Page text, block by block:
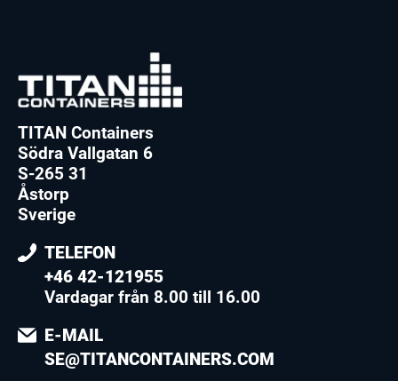
TITAN Containers
Södra Vallgatan 6
S-265 31
Åstorp
Sverige
TELEFON
+46 42-121955
Vardagar från 8.00 till 16.00
E-MAIL
SE@TITANCONTAINERS.COM